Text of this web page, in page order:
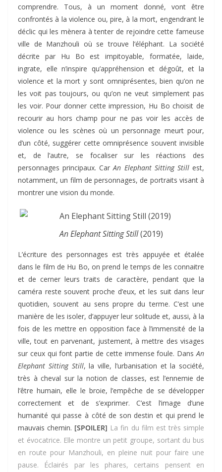
comprendre. Tous, à un moment donné, vont être
confrontés à la violence ou, pire, à la mort, engendrant le
déclic qui les mènera à tenter de rejoindre cette fameuse
ville de Manzhouli où se trouve l’éléphant. La société
décrite par Hu Bo est impitoyable, formatée, laide,
ingrate, elle n’inspire qu’appréhension et dégoût, et la
violence et la mort y sont omniprésentes, bien qu’on ne
les voit pas toujours, ou qu’on ne veut simplement pas
les voir. Pour donner cette impression, Hu Bo choisit de
recourir au hors champ pour ne pas voir les accès de
violence ou les scènes où un personnage meurt pour,
d’un côté, suggérer cette omniprésence souvent invisible
et, de l’autre, se focaliser sur les réactions des
personnages principaux. CarAn Elephant Sitting Stillest,
notamment, un film de personnages, de portraits visant à
montrer une vision du monde.
An Elephant Sitting Still(2019)
L’écriture des personnages est très appuyée et étalée
dans le film de Hu Bo, on prend le temps de les connaitre
et de cerner leurs traits de caractère, pendant que la
caméra reste souvent proche d’eux, et les suit dans leur
quotidien, souvent au sens propre du terme. C’est une
manière de les isoler, d’appuyer leur solitude et, aussi, à la
fois de les mettre en opposition face à l’immensité de la
ville, tout en parvenant, justement, à mettre des visages
sur ceux qui font partie de cette immense foule. DansAn
Elephant Sitting Still, la ville, l’urbanisation et la société,
très à cheval sur la notion de classes, est l’ennemie de
l’être humain, elle le broie, l’empêche de se développer
correctement et de s’exprimer. C’est l’image d’une
humanité qui passe à côté de son destin et qui prend le
mauvais chemin. [SPOILER] La fin du film est très simple
et évocatrice. Elle montre un petit groupe, sortant du bus
en route pour Manzhouli, en pleine nuit pour faire une
pause. Éclairés par les phares, certains pensent en